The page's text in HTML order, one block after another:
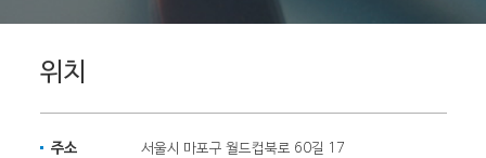
위치
주소
서울시 마포구 월드컵북로 60길 17